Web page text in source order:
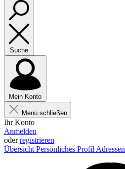
Suche
Mein Konto
Menü schließen
Ihr Konto
Anmelden
oderregistrieren
Übersicht Persönliches Profil Adressen